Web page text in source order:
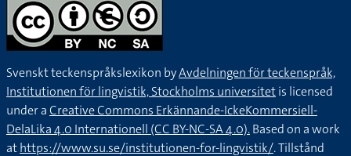
Svenskt teckenspråkslexikon byAvdelningen för teckenspråk,
Institutionen för lingvistik, Stockholms universitetis licensed
under aCreative Commons Erkännande-IckeKommersiell-
DelaLika 4.0 Internationell (CC BY-NC-SA 4.0).Based on a work
athttps://www.su.se/institutionen-for-lingvistik/. Tillstånd